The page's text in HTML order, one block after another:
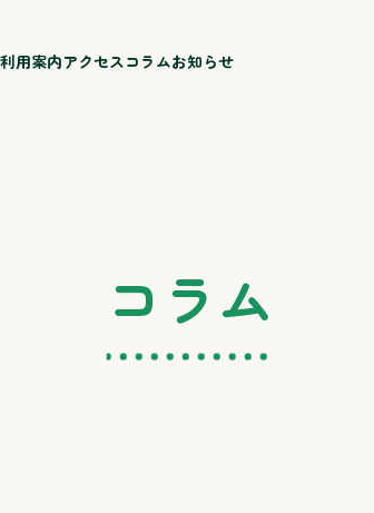
利用案内アクセスコラムお知らせ
コラム